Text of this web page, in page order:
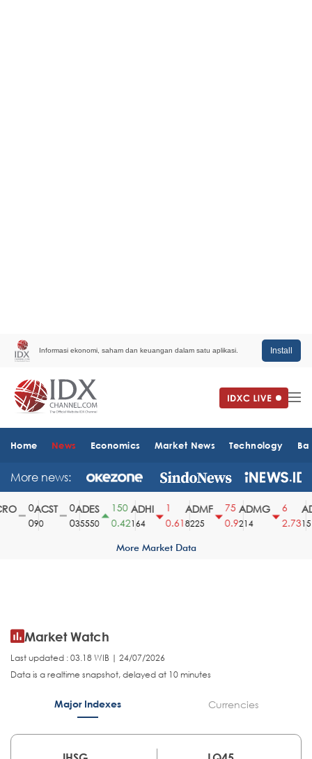
Informasi ekonomi, saham dan keuangan dalam satu aplikasi. Install
Home News Economics Market News Technology
More news:
ACST
90
ADES
35550
150
0.42
ADHI
164
0.61
ADMF
8225
75
0.9
ADMG
214
2.731510
More Market Data
Market Watch
Last updated : 03.18 WIB | 24/07/2026
Data is a realtime snapshot, delayed at 10 minutes
Major Indexes Currencies